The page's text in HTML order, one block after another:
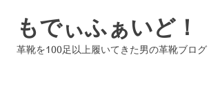
もでぃふぁいど！
革靴を100足以上履いてきた男の革靴ブログ